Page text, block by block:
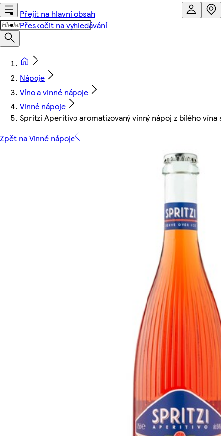
Přejít na hlavní obsah
Přeskočit na vyhledávání
Nápoje
Víno a vinné nápoje
Vinné nápoje
Spritzi Aperitivo aromatizovaný vinný nápoj z bílého
Zpět na Vinné nápoje